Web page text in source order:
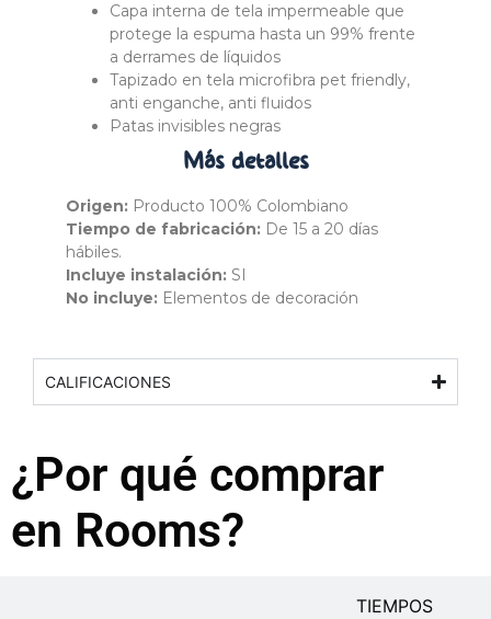
Capa interna de tela impermeable que
protege la espuma hasta un 99% frente
a derrames de líquidos
Tapizado en tela microfibra pet friendly,
anti enganche, anti fluidos
Patas invisibles negras
Más detalles
Origen: Producto 100% Colombiano
Tiempo de fabricación: De 15 a 20 días
hábiles.
Incluye instalación: SI
No incluye: Elementos de decoración
CALIFICACIONES
¿Por qué comprar
en Rooms?
TIEMPOS